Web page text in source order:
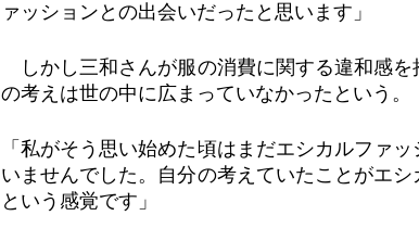
ァッションとの出会いだったと思います」
しかし三和さんが服の消費に関する違和感
の考えは世の中に広まっていなかったという。
「私がそう思い始めた頃はまだエシカルファ
いませんでした。自分の考えていたことがエ
という感覚です」